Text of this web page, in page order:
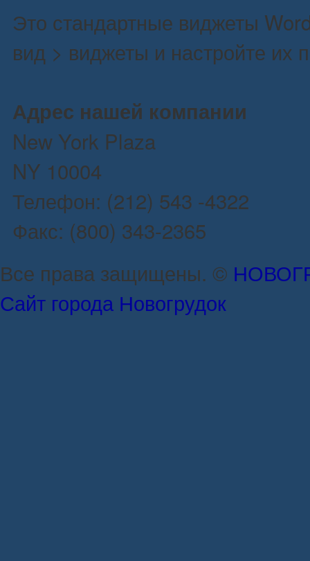
Это стандартные виджеты
вид > виджеты и настройте их
Адрес нашей компании
New York Plaza
NY 10004
Телефон: (212) 543 -4322
Факс: (800) 343-2365
Все права защищены. ©
Сайт города Новогрудок